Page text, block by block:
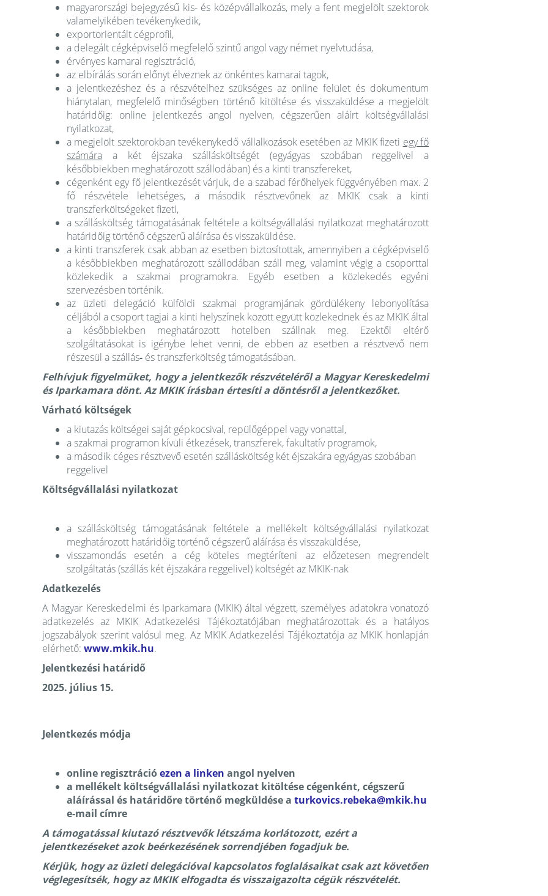
magyarországi bejegyzésű kis- és középvállalkozás, mely a fent megjelölt szektorok
valamelyikében tevékenykedik,
exportorientált cégprofil,
a delegált cégképviselő megfelelő szintű angol vagy német nyelvtudása,
érvényes kamarai regisztráció,
az elbírálás során előnyt élveznek az önkéntes kamarai tagok,
a jelentkezéshez és a részvételhez szükséges az online felület és dokumentum
hiánytalan, megfelelő minőségben történő kitöltése és visszaküldése a megjelölt
határidőig: online jelentkezés angol nyelven, cégszerűen aláírt költségvállalási
nyilatkozat,
a megjelölt szektorokban tevékenykedő vállalkozások esetében az MKIK fizeti egy fő
számára a két éjszaka szállásköltségét (egyágyas szobában reggelivel a
későbbiekben meghatározott szállodában) és a kinti transzfereket,
cégenként egy fő jelentkezését várjuk, de a szabad férőhelyek függvényében max. 2
fő részvétele lehetséges, a második résztvevőnek az MKIK csak a kinti
transzferköltségeket fizeti,
a szállásköltség támogatásának feltétele a költségvállalási nyilatkozat meghatározott
határidőig történő cégszerű aláírása és visszaküldése.
a kinti transzferek csak abban az esetben biztosítottak, amennyiben a cégképviselő
a későbbiekben meghatározott szállodában száll meg, valamint végig a csoporttal
közlekedik a szakmai programokra. Egyéb esetben a közlekedés egyéni
szervezésben történik.
az üzleti delegáció külföldi szakmai programjának gördülékeny lebonyolítása
céljából a csoport tagjai a kinti helyszínek között együtt közlekednek és az MKIK által
a későbbiekben meghatározott hotelben szállnak meg. Ezektől eltérő
szolgáltatásokat is igénybe lehet venni, de ebben az esetben a résztvevő nem
részesül a szállás- és transzferköltség támogatásában.
Felhívjuk figyelmüket, hogy a jelentkezők részvételéről a Magyar Kereskedelmi
és Iparkamara dönt. Az MKIK írásban értesíti a döntésről a jelentkezőket.
Várható költségek
a kiutazás költségei saját gépkocsival, repülőgéppel vagy vonattal,
a szakmai programon kívüli étkezések, transzferek, fakultatív programok,
a második céges résztvevő esetén szállásköltség két éjszakára egyágyas szobában
reggelivel
Költségvállalási nyilatkozat
a szállásköltség támogatásának feltétele a mellékelt költségvállalási nyilatkozat
meghatározott határidőig történő cégszerű aláírása és visszaküldése,
visszamondás esetén a cég köteles megtéríteni az előzetesen megrendelt
szolgáltatás (szállás két éjszakára reggelivel) költségét az MKIK-nak
Adatkezelés
A Magyar Kereskedelmi és Iparkamara (MKIK) által végzett, személyes adatokra vonatozó
adatkezelés az MKIK Adatkezelési Tájékoztatójában meghatározottak és a hatályos
jogszabályok szerint valósul meg. Az MKIK Adatkezelési Tájékoztatója az MKIK honlapján
elérhető: www.mkik.hu.
Jelentkezési határidő
2025. július 15.
Jelentkezés módja
online regisztrációezen a linken angol nyelven
a mellékelt költségvállalási nyilatkozat kitöltése cégenként, cégszerű
aláírással és határidőre történő megküldése a turkovics.rebeka@mkik.hu
e-mail címre
A támogatással kiutazó résztvevők létszáma korlátozott, ezért a
jelentkezéseket azok beérkezésének sorrendjében fogadjuk be.
Kérjük, hogy az üzleti delegációval kapcsolatos foglalásaikat csak azt követően
véglegesítsék, hogy az MKIK elfogadta és visszaigazolta cégük részvételét.